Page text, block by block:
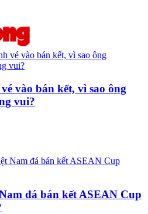
vào bán kết, vì sao ông
vui?
đá bán kết ASEAN Cup